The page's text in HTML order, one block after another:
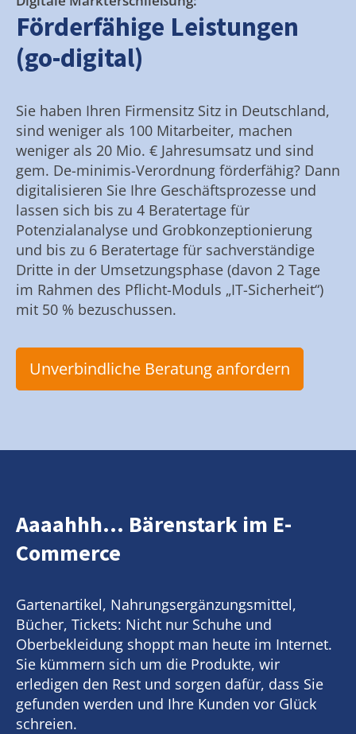
Förderfähige Leistungen
(go-digital)
Sie haben Ihren Firmensitz Sitz in Deutschland,
sind weniger als 100 Mitarbeiter, machen
weniger als 20 Mio. € Jahresumsatz und sind
gem. De-minimis-Verordnung förderfähig? Dann
digitalisieren Sie Ihre Geschäftsprozesse und
lassen sich bis zu 4 Beratertage für
Potenzialanalyse und Grobkonzeptionierung
und bis zu 6 Beratertage für sachverständige
Dritte in der Umsetzungsphase (davon 2 Tage
im Rahmen des Pflicht-Moduls „IT-Sicherheit“)
mit 50 % bezuschussen.
Unverbindliche Beratung anfordern
Aaaahhh... Bärenstark im E-
Commerce
Gartenartikel, Nahrungsergänzungsmittel,
Bücher, Tickets: Nicht nur Schuhe und
Oberbekleidung shoppt man heute im Internet.
Sie kümmern sich um die Produkte, wir
erledigen den Rest und sorgen dafür, dass Sie
gefunden werden und Ihre Kunden vor Glück
schreien.